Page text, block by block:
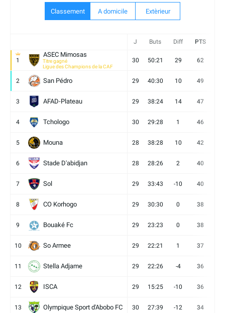
Classement A domicile Extèrieur
J Buts Diff PTS
1
ASEC Mimosas
Titre gagné
Ligue des Champions de la CAF
30 50:21 29 62
2 San Pédro 29 40:30 10 49
3 AFAD-Plateau 29 38:24 14 47
4 Tchologo 30 29:28 1 46
5 Mouna 28 38:28 10 42
6 Stade D'abidjan 28 28:26 2 40
7 Sol 29 33:43 -10 40
8 CO Korhogo 29 30:30 0 38
9 Bouaké Fc 29 23:23 0 38
10 So Armee 29 22:21 1 37
11 Stella Adjame 29 22:26 -4 36
12 ISCA 29 15:25 -10 36
13 Olympique Sport d'Abobo FC 30 27:39 -12 34